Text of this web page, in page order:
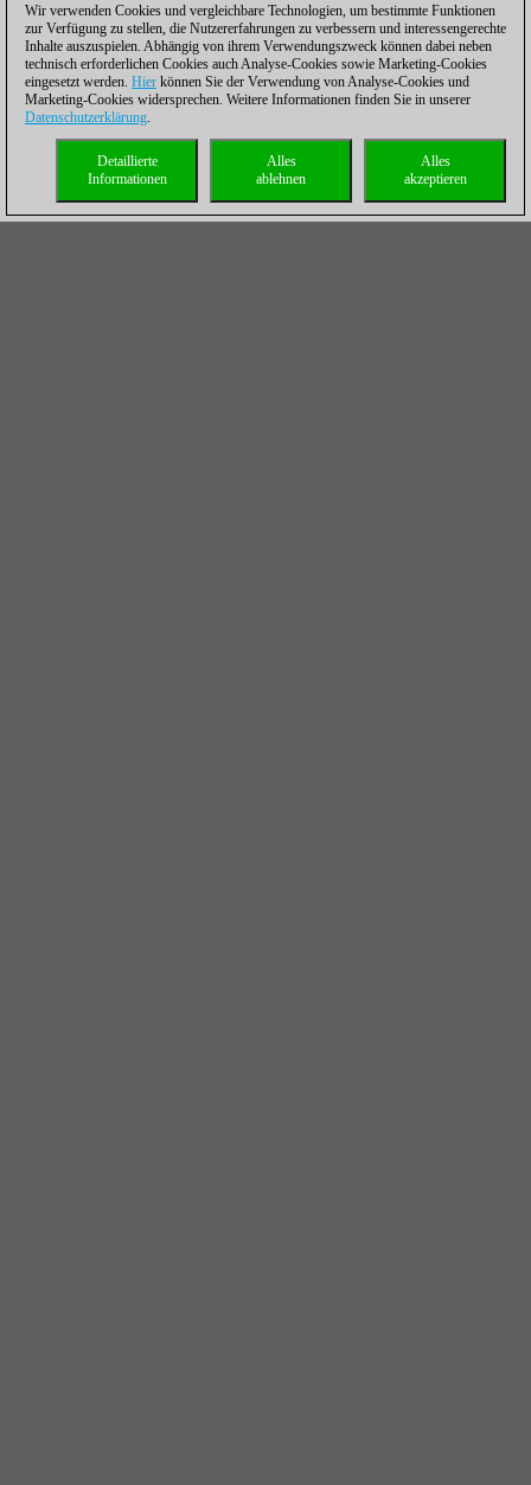
Wir verwenden Cookies und vergleichbare Technologien, um bestimmte Funktionen
zur Verfügung zu stellen, die Nutzererfahrungen zu verbessern und interessengerechte
Inhalte auszuspielen. Abhängig von ihrem Verwendungszweck können dabei neben
technisch erforderlichen Cookies auch Analyse-Cookies sowie Marketing-Cookies
eingesetzt werden. Hier können Sie der Verwendung von Analyse-Cookies und
Marketing-Cookies widersprechen. Weitere Informationen finden Sie in unserer
Datenschutzerklärung.
Alles
akzeptieren
Alles
ablehnen
Detaillierte
Informationen